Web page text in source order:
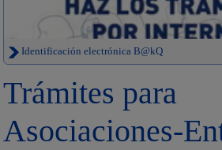
Identificación electrónica B@kQ
Trámites para
Asociaciones-